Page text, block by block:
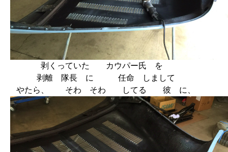
剥くっていた カウパー氏 を
剥離 隊長 に 任命 しまして
やたら、 そわ そわ してる 彼 に、